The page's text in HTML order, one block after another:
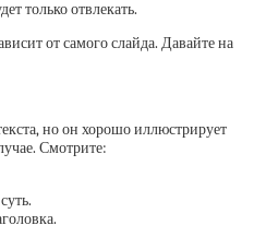
только отвлекать.
от самого слайда. Давайте на
но он хорошо иллюстрирует
Смотрите: